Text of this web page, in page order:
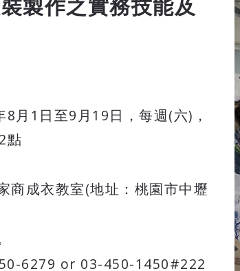
製作之實務技能及
8月1日至9月19日，每週(六)，
點
商成衣教室(地址：桃園市中壢
6279 or 03-450-1450#222